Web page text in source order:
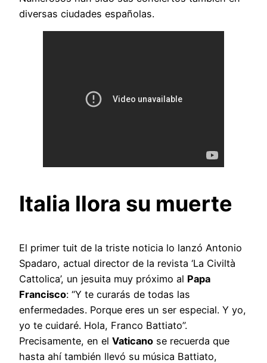
diversas ciudades españolas.
Italia llora su muerte
El primer tuit de la triste noticia lo lanzó Antonio
Spadaro, actual director de la revista ‘La Civiltà
Cattolica’, un jesuita muy próximo al Papa
Francisco: “Y te curarás de todas las
enfermedades. Porque eres un ser especial. Y yo,
yo te cuidaré. Hola, Franco Battiato”.
Precisamente, en el Vaticano se recuerda que
hasta ahí también llevó su música Battiato,